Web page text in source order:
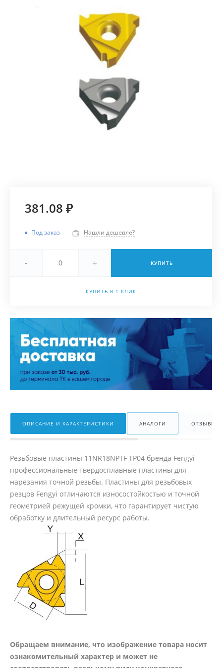
381.08 ₽
Под заказ Нашли дешевле?
- + КУПИТЬ
КУПИТЬ В 1 КЛИК
ОПИСАНИЕ И ХАРАКТЕРИСТИКИ АНАЛОГИ ОТЗЫВЫ
Резьбовые пластины 11NR18NPTF TP04 бренда Fengyi -
профессиональные твердосплавные пластины для
нарезания точной резьбы. Пластины для резьбовых
резцов Fengyi отличаются износостойкостью и точной
геометрией режущей кромки, что гарантирует чистую
обработку и длительный ресурс работы.
Обращаем внимание, что изображение товара носит
ознакомительный характер и может не